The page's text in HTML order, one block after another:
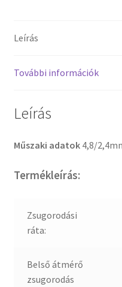
Leírás
További információk
Leírás
Műszaki adatok 4,8/
Termékleírás:
Zsugorodási
ráta:
Belső átmérő
zsugorodás